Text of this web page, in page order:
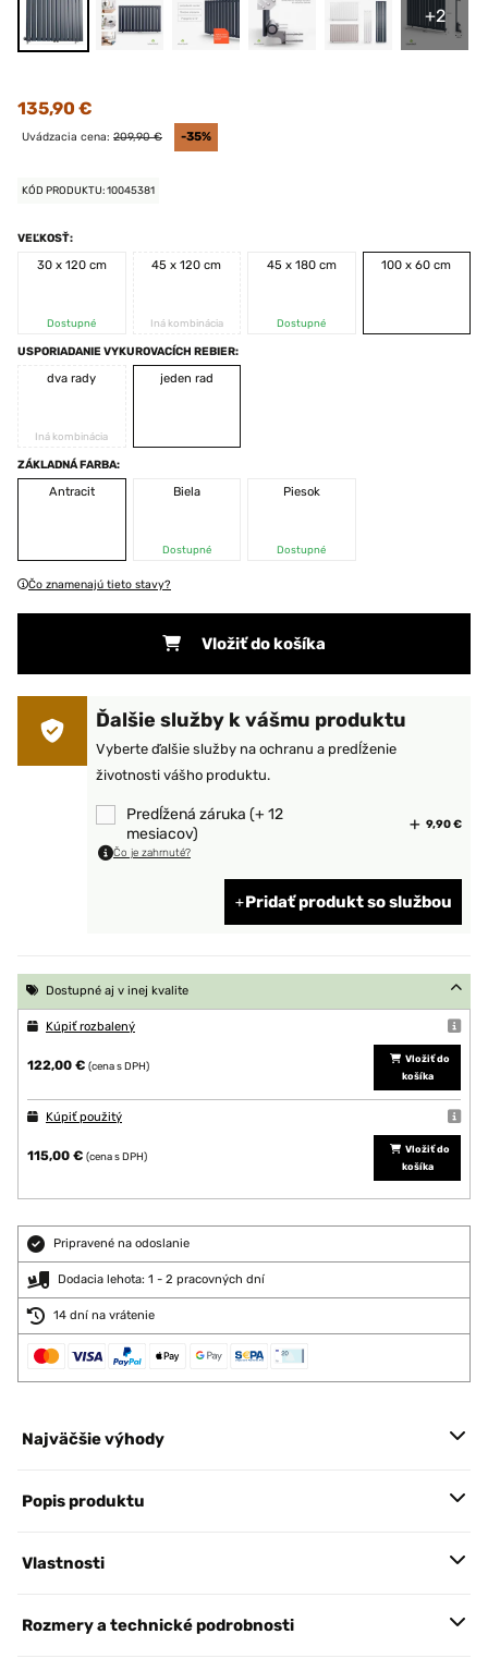
+2
135,90 €
Uvádzacia cena: 209,90 € -35%
KÓD PRODUKTU: 10045381
VEĽKOSŤ:
30 x 120 cm
Dostupné
45 x 120 cm
Iná kombinácia
45 x 180 cm
Dostupné
100 x 60 cm
USPORIADANIE VYKUROVACÍCH REBIER:
dva rady
Iná kombinácia
jeden rad
ZÁKLADNÁ FARBA:
Antracit
Biela
Dostupné
Piesok
Dostupné
Čo znamenajú tieto stavy?
Vložiť do košíka
Ďalšie služby k vášmu produktu
Vyberte ďalšie služby na ochranu a predĺženie
životnosti vášho produktu.
Predĺžená záruka (+ 12
mesiacov)
9,90 €
Čo je zahrnuté?
Pridať produkt so službou
Dostupné aj v inej kvalite
Kúpiť rozbalený
122,00 € (cena s DPH)
Vložiť do
košíka
Kúpiť použitý
115,00 € (cena s DPH)
Vložiť do
košíka
Pripravené na odoslanie
Dodacia lehota: 1 - 2 pracovných dní
14 dní na vrátenie
Najväčšie výhody
Popis produktu
Vlastnosti
Rozmery a technické podrobnosti